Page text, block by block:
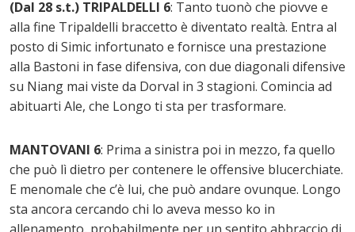
(Dal 28 s.t.) TRIPALDELLI 6: Tanto tuonò che piovve e
alla fine Tripaldelli braccetto è diventato realtà. Entra al
posto di Simic infortunato e fornisce una prestazione
alla Bastoni in fase difensiva, con due diagonali difensive
su Niang mai viste da Dorval in 3 stagioni. Comincia ad
abituarti Ale, che Longo ti sta per trasformare.
MANTOVANI 6: Prima a sinistra poi in mezzo, fa quello
che può lì dietro per contenere le offensive blucerchiate.
E menomale che c’è lui, che può andare ovunque. Longo
sta ancora cercando chi lo aveva messo ko in